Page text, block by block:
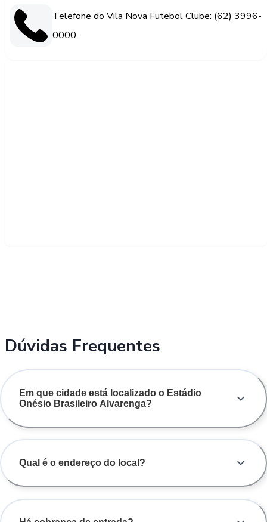
Telefone do Vila Nova Futebol Clube: (62) 3996-
0000.
Dúvidas Frequentes
Em que cidade está localizado o Estádio
Onésio Brasileiro Alvarenga?
Qual é o endereço do local?